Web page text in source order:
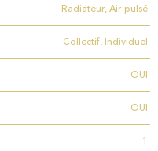
Radiateur, Air pulsé
Collectif, Individuel
OUI
OUI
1